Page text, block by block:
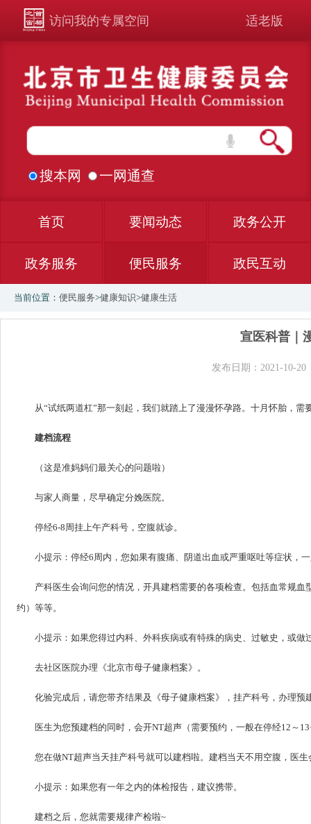
访问我的专属空间 适老版
搜本网 一网通查
首页 要闻动态 政务公开
政务服务 便民服务 政民互动
当前位置： 便民服务>健康知识>健康生活
宣医科普｜
发布日期：2021-10-20
从“试纸两道杠”那一刻起，我们就踏上了漫漫怀孕路。十月怀胎，需
建档流程
（这是准妈妈们最关心的问题啦）
与家人商量，尽早确定分娩医院。
停经6-8周挂上午产科号，空腹就诊。
小提示：停经6周内，您如果有腹痛、阴道出血或严重呕吐等症状，
产科医生会询问您的情况，开具建档需要的各项检查。包括血常规
约）等等。
小提示：如果您得过内科、外科疾病或有特殊的病史、过敏史，或做
去社区医院办理《北京市母子健康档案》。
化验完成后，请您带齐结果及《母子健康档案》，挂产科号，办理预
医生为您预建档的同时，会开NT超声（需要预约，一般在停经12～
您在做NT超声当天挂产科号就可以建档啦。建档当天不用空腹，医
小提示：如果您有一年之内的体检报告，建议携带。
建档之后，您就需要规律产检啦~